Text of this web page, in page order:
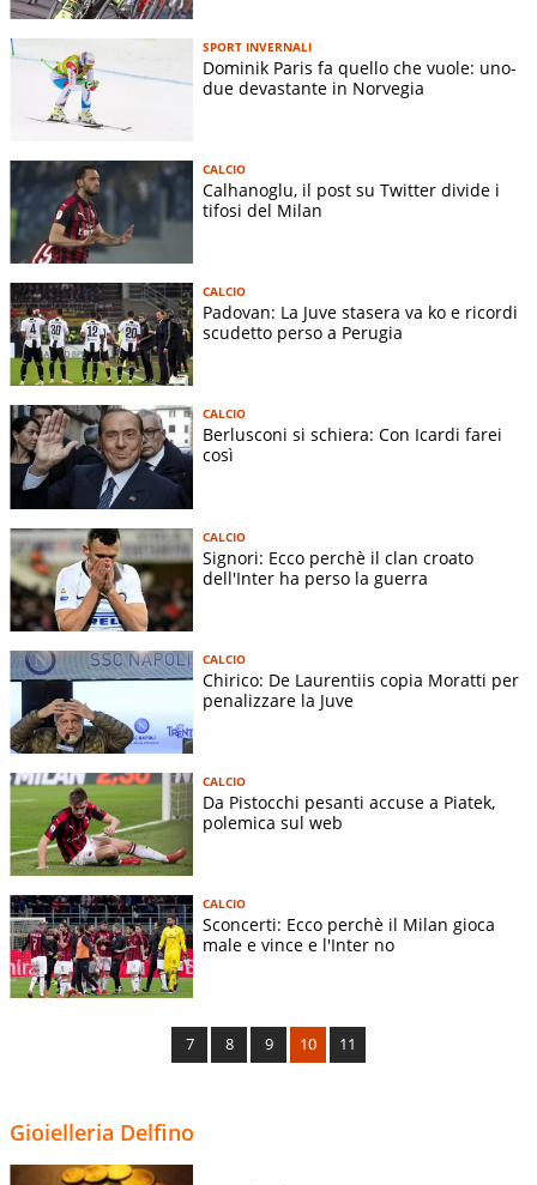
SPORT INVERNALI
Dominik Paris fa quello che vuole: uno-
due devastante in Norvegia
CALCIO
Calhanoglu, il post su Twitter divide i
tifosi del Milan
CALCIO
Padovan: La Juve stasera va ko e ricordi
scudetto perso a Perugia
CALCIO
Berlusconi si schiera: Con Icardi farei
così
CALCIO
Signori: Ecco perchè il clan croato
dell'Inter ha perso la guerra
CALCIO
Chirico: De Laurentiis copia Moratti per
penalizzare la Juve
CALCIO
Da Pistocchi pesanti accuse a Piatek,
polemica sul web
CALCIO
Sconcerti: Ecco perchè il Milan gioca
male e vince e l'Inter no
7 8 9 10 11
Gioielleria Delfino